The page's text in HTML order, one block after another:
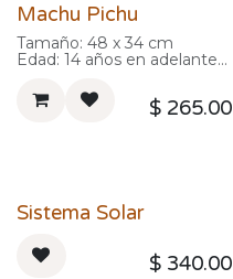
Machu Pichu
Tamaño: 48 x 34 cm
Edad: 14 años en adelante
$ 265.00
Sistema Solar
$ 340.00